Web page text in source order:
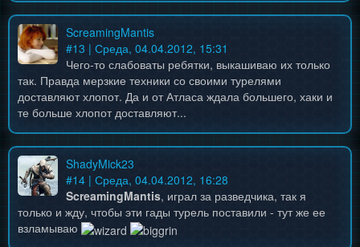
ScreamingMantis
#13 | Среда, 04.04.2012, 15:31
Чего-то слабоваты ребятки, выкашиваю их только
так. Правда мерзкие техники со своими турелями
доставляют хлопот. Да и от Атласа ждала большего, хаки и
те больше хлопот доставляют...
ShadyMick23
#14 | Среда, 04.04.2012, 16:28
ScreamingMantis, играл за разведчика, так я
только и жду, чтобы эти гады турель поставили - тут же ее
взламываю